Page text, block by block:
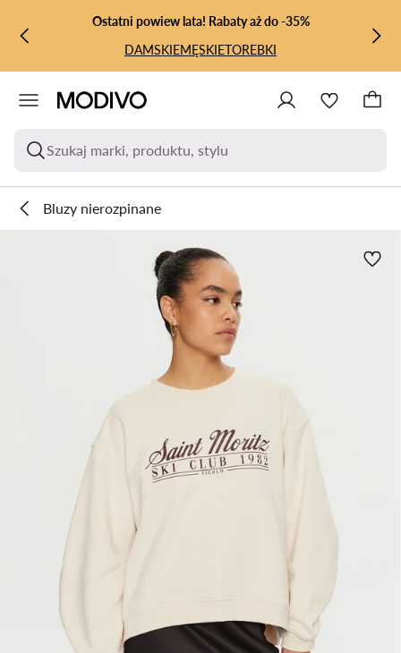
PRZEJDŹ DO GŁÓWNEJ ZAWARTOŚCI
PRZEJDŹ DO WYSZUKIWANIA
Ostatni powiew lata! Rabaty aż do -35%
DAMSKIEMĘSKIETOREBKI
Szukaj marki, produktu, stylu
Bluzy nierozpinane